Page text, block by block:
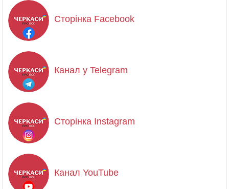
Сторінка Facebook
Канал у Telegram
Сторінка Instagram
Канал YouTube